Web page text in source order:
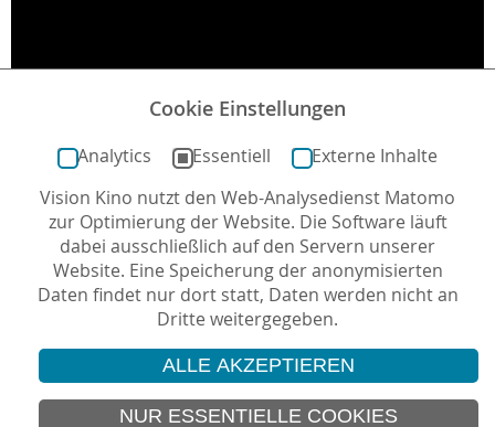
© 2026 Vision Kino
IMPRESSUM
Cookie Einstellungen
Analytics Essentiell
Externe Inhalte
Vision Kino nutzt den Web-Analysedienst Matomo
zur Optimierung der Website. Die Software läuft
dabei ausschließlich auf den Servern unserer
Website. Eine Speicherung der anonymisierten
Daten findet nur dort statt, Daten werden nicht an
Dritte weitergegeben.
ALLE AKZEPTIEREN
NUR ESSENTIELLE COOKIES